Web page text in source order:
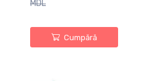
MDL
Cumpără